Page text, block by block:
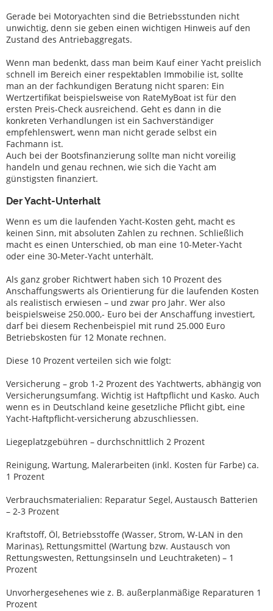
Gerade bei Motoryachten sind die Betriebsstunden nicht
unwichtig, denn sie geben einen wichtigen Hinweis auf den
Zustand des Antriebaggregats.
Wenn man bedenkt, dass man beim Kauf einer Yacht preislich
schnell im Bereich einer respektablen Immobilie ist, sollte
man an der fachkundigen Beratung nicht sparen: Ein
Wertzertifikat beispielsweise von RateMyBoat ist für den
ersten Preis-Check ausreichend. Geht es dann in die
konkreten Verhandlungen ist ein Sachverständiger
empfehlenswert, wenn man nicht gerade selbst ein
Fachmann ist.
Auch bei der Bootsfinanzierung sollte man nicht voreilig
handeln und genau rechnen, wie sich die Yacht am
günstigsten finanziert.
Der Yacht-Unterhalt
Wenn es um die laufenden Yacht-Kosten geht, macht es
keinen Sinn, mit absoluten Zahlen zu rechnen. Schließlich
macht es einen Unterschied, ob man eine 10-Meter-Yacht
oder eine 30-Meter-Yacht unterhält.
Als ganz grober Richtwert haben sich 10 Prozent des
Anschaffungswerts als Orientierung für die laufenden Kosten
als realistisch erwiesen – und zwar pro Jahr. Wer also
beispielsweise 250.000,- Euro bei der Anschaffung investiert,
darf bei diesem Rechenbeispiel mit rund 25.000 Euro
Betriebskosten für 12 Monate rechnen.
Diese 10 Prozent verteilen sich wie folgt:
Versicherung – grob 1-2 Prozent des Yachtwerts, abhängig von
Versicherungsumfang. Wichtig ist Haftpflicht und Kasko. Auch
wenn es in Deutschland keine gesetzliche Pflicht gibt, eine
Yacht-Haftpflicht-versicherung abzuschliessen.
Liegeplatzgebühren – durchschnittlich 2 Prozent
Reinigung, Wartung, Malerarbeiten (inkl. Kosten für Farbe) ca.
1 Prozent
Verbrauchsmaterialien: Reparatur Segel, Austausch Batterien
– 2-3 Prozent
Kraftstoff, Öl, Betriebsstoffe (Wasser, Strom, W-LAN in den
Marinas), Rettungsmittel (Wartung bzw. Austausch von
Rettungswesten, Rettungsinseln und Leuchtraketen) – 1
Prozent
Unvorhergesehenes wie z. B. außerplanmäßige Reparaturen 1
Prozent